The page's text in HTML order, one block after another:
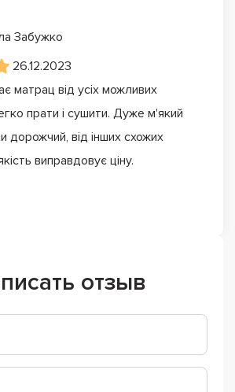
Забужко
26.12.2023
матрац від усіх можливих
прати і сушити. Дуже м'який
дорожчий, від інших схожих
виправдовує ціну.
отзыв